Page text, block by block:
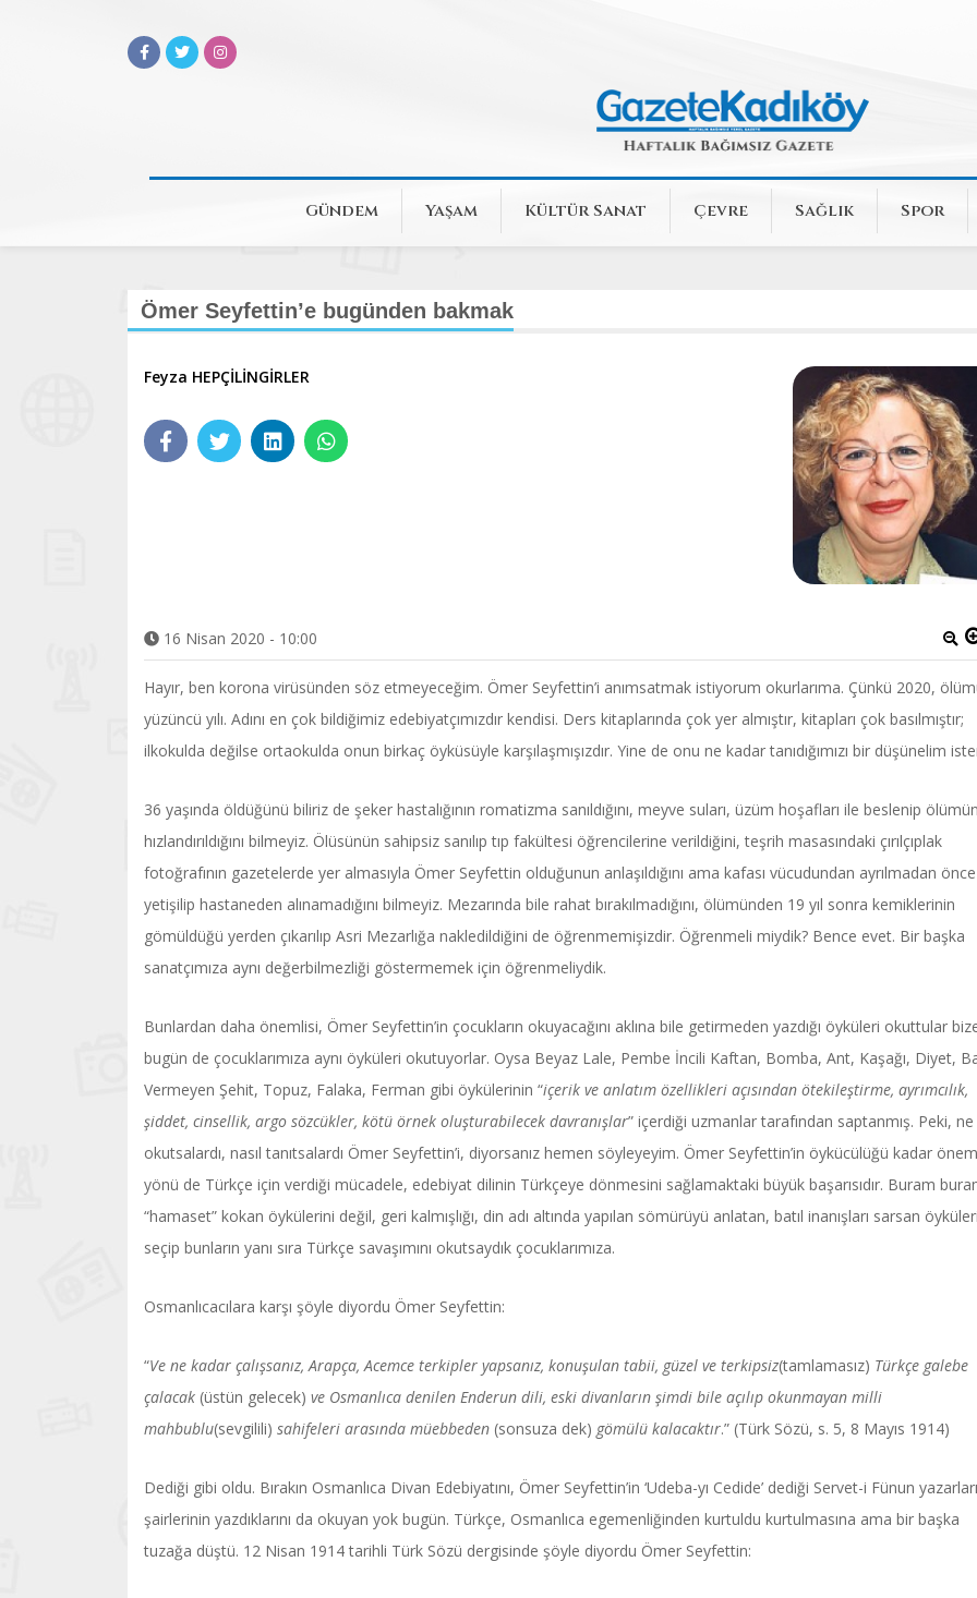
Gündem Yaşam Kültür Sanat Çevre Sağlık Spor
Ömer Seyfettin’e bugünden bakmak
Feyza HEPÇİLİNGİRLER
16 Nisan 2020 - 10:00
Hayır, ben korona virüsünden söz etmeyeceğim. Ömer Seyfettin’i anımsatmak istiyorum okurlarıma. Çünkü 2020,
yüzüncü yılı. Adını en çok bildiğimiz edebiyatçımızdır kendisi. Ders kitaplarında çok yer almıştır, kitapları çok basılmıştır;
ilkokulda değilse ortaokulda onun birkaç öyküsüyle karşılaşmışızdır. Yine de onu ne kadar tanıdığımızı bir düşünelim
36 yaşında öldüğünü biliriz de şeker hastalığının romatizma sanıldığını, meyve suları, üzüm hoşafları ile beslenip
hızlandırıldığını bilmeyiz. Ölüsünün sahipsiz sanılıp tıp fakültesi öğrencilerine verildiğini, teşrih masasındaki çırılçıplak
fotoğrafının gazetelerde yer almasıyla Ömer Seyfettin olduğunun anlaşıldığını ama kafası vücudundan ayrılmadan önce
yetişilip hastaneden alınamadığını bilmeyiz. Mezarında bile rahat bırakılmadığını, ölümünden 19 yıl sonra kemiklerinin
gömüldüğü yerden çıkarılıp Asri Mezarlığa nakledildiğini de öğrenmemişizdir. Öğrenmeli miydik? Bence evet. Bir başka
sanatçımıza aynı değerbilmezliği göstermemek için öğrenmeliydik.
Bunlardan daha önemlisi, Ömer Seyfettin’in çocukların okuyacağını aklına bile getirmeden yazdığı öyküleri okuttular
bugün de çocuklarımıza aynı öyküleri okutuyorlar. Oysa Beyaz Lale, Pembe İncili Kaftan, Bomba, Ant, Kaşağı, Diyet,
Vermeyen Şehit, Topuz, Falaka, Ferman gibi öykülerinin “içerik ve anlatım özellikleri açısından ötekileştirme, ayrımcılık,
şiddet, cinsellik, argo sözcükler, kötü örnek oluşturabilecek davranışlar” içerdiği uzmanlar tarafından saptanmış. Peki, ne
okutsalardı, nasıl tanıtsalardı Ömer Seyfettin’i, diyorsanız hemen söyleyeyim. Ömer Seyfettin’in öykücülüğü kadar
yönü de Türkçe için verdiği mücadele, edebiyat dilinin Türkçeye dönmesini sağlamaktaki büyük başarısıdır. Buram
“hamaset” kokan öykülerini değil, geri kalmışlığı, din adı altında yapılan sömürüyü anlatan, batıl inanışları sarsan
seçip bunların yanı sıra Türkçe savaşımını okutsaydık çocuklarımıza.
Osmanlıcacılara karşı şöyle diyordu Ömer Seyfettin:
“Ve ne kadar çalışsanız, Arapça, Acemce terkipler yapsanız, konuşulan tabii, güzel ve terkipsiz(tamlamasız) Türkçe galebe
çalacak (üstün gelecek) ve Osmanlıca denilen Enderun dili, eski divanların şimdi bile açılıp okunmayan milli
mahbublu(sevgilili) sahifeleri arasında müebbeden (sonsuza dek) gömülü kalacaktır.” (Türk Sözü, s. 5, 8 Mayıs 1914)
Dediği gibi oldu. Bırakın Osmanlıca Divan Edebiyatını, Ömer Seyfettin’in ‘Udeba-yı Cedide’ dediği Servet-i Fünun
şairlerinin yazdıklarını da okuyan yok bugün. Türkçe, Osmanlıca egemenliğinden kurtuldu kurtulmasına ama bir başka
tuzağa düştü. 12 Nisan 1914 tarihli Türk Sözü dergisinde şöyle diyordu Ömer Seyfettin:
Haftanın Pusulası
Power Ballad /
Şarkısı